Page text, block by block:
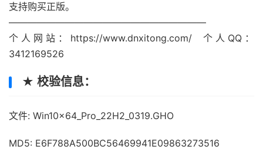
支持购买正版。
—————————————————————
个人网站：https://www.dnxitong.com/ 个人QQ：
3412169526
★ 校验信息：
文件: Win10x64_Pro_22H2_0319.GHO
MD5: E6F788A500BC56469941E09863273516